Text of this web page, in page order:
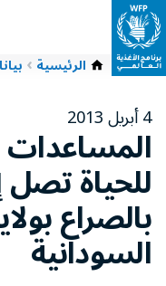
الرئيسية
4 أبريل 2013
المساعدات
للحياة تصل
بالصراع
السودانية